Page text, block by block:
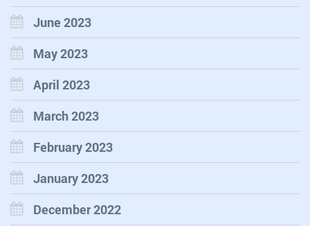
June 2023
May 2023
April 2023
March 2023
February 2023
January 2023
December 2022